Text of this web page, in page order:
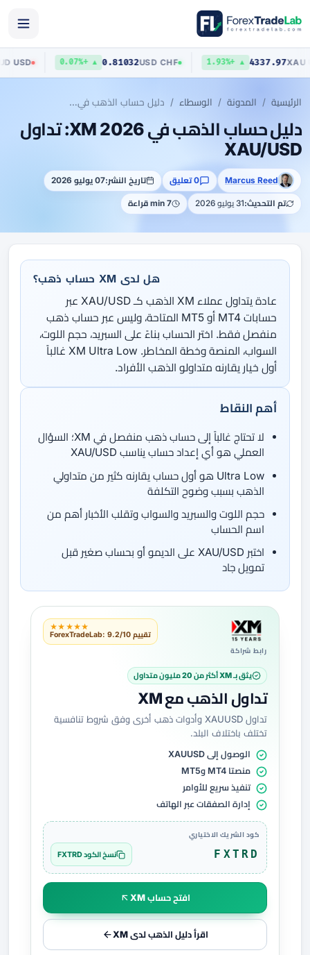
▲ +1.93%
USD CHF
0.81032
▲ +0.07%
AUD USD
الرئيسية المدونة الوسطاء دليل حساب الذهب في XM 2026: تداول XAU/USD
دليل حساب الذهب في XM 2026: تداول
XAU/USD
Marcus Reed 0 تعليق تاريخ النشر:07 يوليو 2026
تم التحديث:31 يوليو 2026 7 min قراءة
هل لدى XM حساب ذهب؟
عادة يتداول عملاء XM الذهب كـ XAU/USD عبر
حسابات MT4 أو MT5 المتاحة، وليس عبر حساب ذهب
منفصل فقط. اختر الحساب بناءً على السبريد، حجم اللوت،
السواب، المنصة وخطة المخاطر. XM Ultra Low غالباً
أول خيار يقارنه متداولو الذهب الأفراد.
أهم النقاط
لا تحتاج غالباً إلى حساب ذهب منفصل في XM؛ السؤال
العملي هو أي إعداد حساب يناسب XAU/USD
Ultra Low هو أول حساب يقارنه كثير من متداولي
الذهب بسبب وضوح التكلفة
حجم اللوت والسبريد والسواب وتقلب الأخبار أهم من
اسم الحساب
اختبر XAU/USD على الديمو أو بحساب صغير قبل
تمويل جاد
رابط شراكة
★★★★★
تقييم ForexTradeLab: 9.2/10
يثق بـ XM أكثر من 20 مليون متداول
تداول الذهب مع XM
تداول XAUUSD وأدوات ذهب أخرى وفق شروط تنافسية
تختلف باختلاف البلد.
الوصول إلى XAUUSD
منصتا MT4 وMT5
تنفيذ سريع للأوامر
إدارة الصفقات عبر الهاتف
كود الشريك الاختياري
FXTRD نسخ الكود FXTRD
افتح حساب XM
اقرأ دليل الذهب لدى XM